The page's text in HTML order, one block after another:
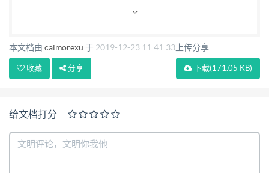
本文档由 caimorexu 于 2019-12-23 11:41:33 上传分享
下载(171.05 KB)
收藏 分享
给文档打分